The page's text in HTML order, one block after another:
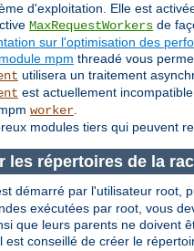
d'exploitation. Elle est
MaxRequestWorkers de
sur l'optimisation des
module mpm threadé vous
utilisera un traitement
est actuellement
worker
modules tiers qui peuvent
les répertoires de la
démarré par l'utilisateur root,
exécutées par root, vous
que leurs parents ne doivent
est conseillé de créer le